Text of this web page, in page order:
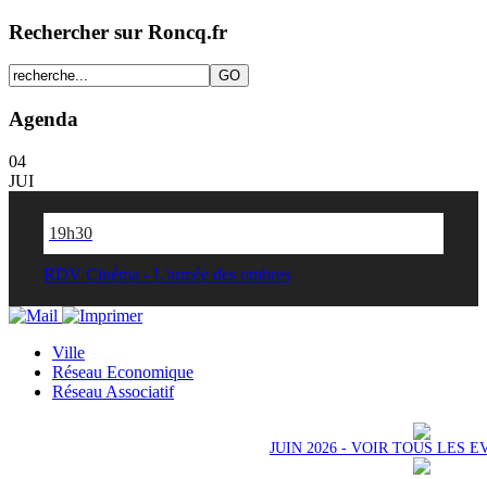
Rechercher sur Roncq.fr
Agenda
04
JUI
19h30
RDV Cinéma - L'armée des ombres
Ville
Réseau Economique
Réseau Associatif
JUIN 2026 - VOIR TOUS LES